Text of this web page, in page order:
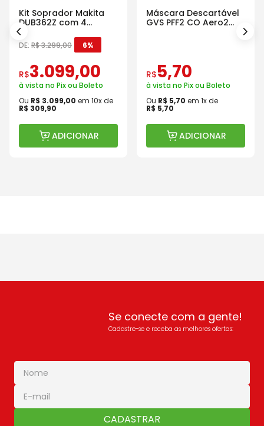
Kit Soprador Makita
DUB362Z com 4
Baterias Carregador e
Maleta
DE: R$3.299,00 6%
R$3.099,00
à vista no Pix ou Boleto
Ou R$ 3.099,00 em 10x de
R$ 309,90
ADICIONAR
Máscara Descartável
GVS PFF2 CO Aero2
R$5,70
à vista no Pix ou Boleto
Ou R$ 5,70 em 1x de
R$ 5,70
ADICIONAR
Se conecte com a gente!
Cadastre-se e receba as melhores ofertas:
CADASTRAR